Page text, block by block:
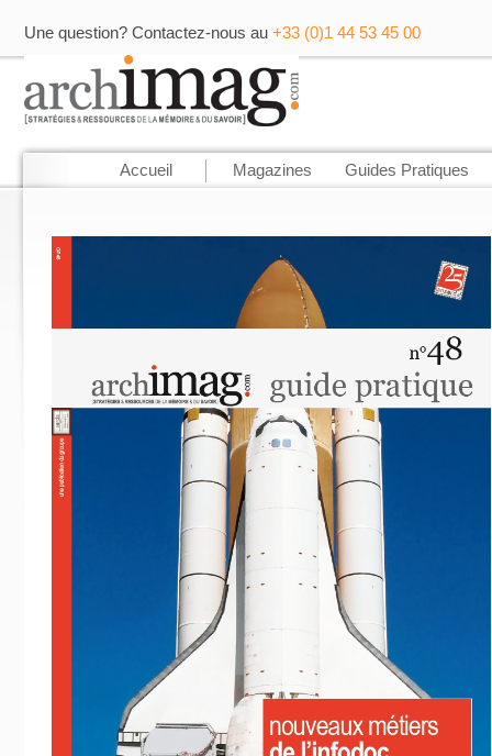
Une question? Contactez-nous au +33 (0)1 44 53 45 00
Accueil Magazines Guides Pratiques